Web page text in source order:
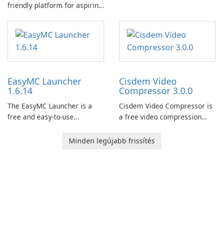
friendly platform for aspiring
imagination to life. With a
wide range of tools and
features, this app allows
users to easily design 3D
captivating animated scenes.
This game is where it all
began! Junk Jack Retro,
formerly known as Junk Jack,
EasyMC Launcher
1.6.14
The EasyMC Launcher is a
free and easy-to-use
developed by EasyMC. It
Cisdem Video
Compressor 3.0.0
Cisdem Video Compressor is
a free video compression
users to compress media
Minden legújabb frissítés